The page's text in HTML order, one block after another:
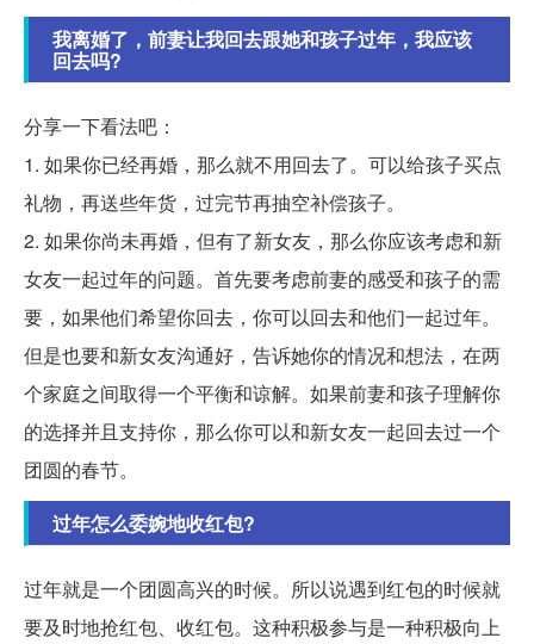
我离婚了，前妻让我回去跟她和孩子过年，我应该
回去吗?
分享一下看法吧：
1. 如果你已经再婚，那么就不用回去了。可以给孩子买点
礼物，再送些年货，过完节再抽空补偿孩子。
2. 如果你尚未再婚，但有了新女友，那么你应该考虑和新
女友一起过年的问题。首先要考虑前妻的感受和孩子的需
要，如果他们希望你回去，你可以回去和他们一起过年。
但是也要和新女友沟通好，告诉她你的情况和想法，在两
个家庭之间取得一个平衡和谅解。如果前妻和孩子理解你
的选择并且支持你，那么你可以和新女友一起回去过一个
团圆的春节。
过年怎么委婉地收红包?
过年就是一个团圆高兴的时候。所以说遇到红包的时候就
要及时地抢红包、收红包。这种积极参与是一种积极向上